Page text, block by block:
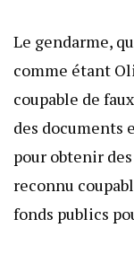
Le gendarme,
comme étant
coupable de
des documents
pour obtenir
reconnu
fonds publics